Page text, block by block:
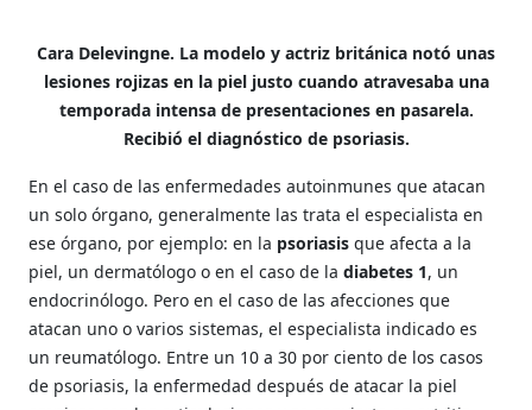
Cara Delevingne. La modelo y actriz británica notó unas
lesiones rojizas en la piel justo cuando atravesaba una
temporada intensa de presentaciones en pasarela.
Recibió el diagnóstico de psoriasis.
En el caso de las enfermedades autoinmunes que atacan
un solo órgano, generalmente las trata el especialista en
ese órgano, por ejemplo: en la psoriasis que afecta a la
piel, un dermatólogo o en el caso de ladiabetes 1, un
endocrinólogo. Pero en el caso de las afecciones que
atacan uno o varios sistemas, el especialista indicado es
un reumatólogo. Entre un 10 a 30 por ciento de los casos
de psoriasis, la enfermedad después de atacar la piel